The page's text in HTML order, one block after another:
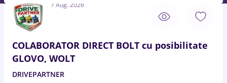
7 Aug. 2026
COLABORATOR DIRECT BOLT cu posibilitate
GLOVO, WOLT
DRIVEPARTNER